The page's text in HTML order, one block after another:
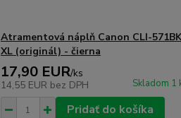
Atramentová náplň Canon CLI-571BK
XL (originál) - čierna
17,90 EUR/ks
14,55 EUR bez DPH Skladom 1
Pridať do košíka